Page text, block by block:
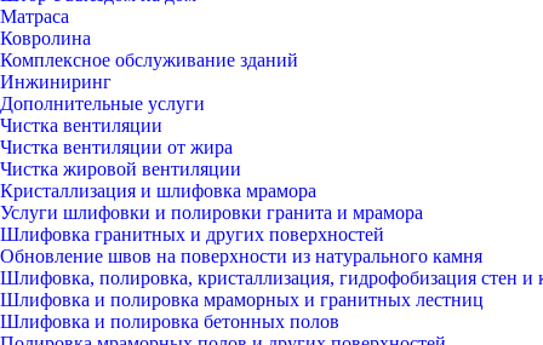
Матраса
Ковролина
Комплексное обслуживание зданий
Инжиниринг
Дополнительные услуги
Чистка вентиляции
Чистка вентиляции от жира
Чистка жировой вентиляции
Кристаллизация и шлифовка мрамора
Услуги шлифовки и полировки гранита и мрамора
Шлифовка гранитных и других поверхностей
Обновление швов на поверхности из натурального камня
Шлифовка, полировка, кристаллизация, гидрофобизация стен и
Шлифовка и полировка мраморных и гранитных лестниц
Шлифовка и полировка бетонных полов